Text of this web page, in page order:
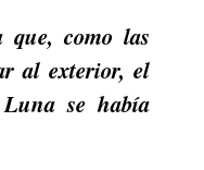
como las
al exterior, el
se había